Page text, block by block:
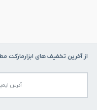
از آخرین تخفیف های ابزارمارکت